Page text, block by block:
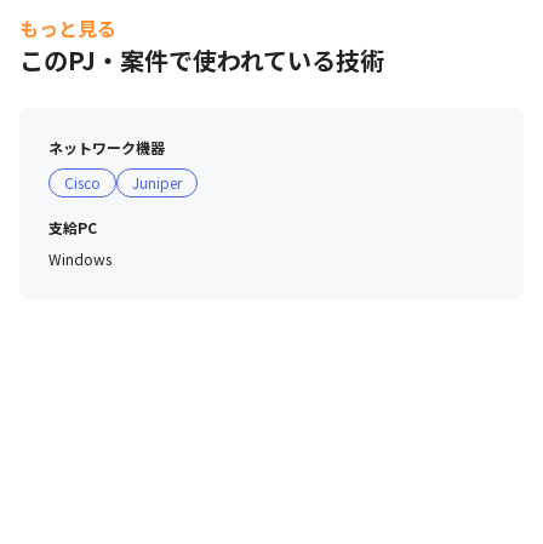
・仕事初め、仕事納め、全社会（新年度初め）
・各種社内イベント
・資格取得支援（受験料負担）、資格手当支給
・ITSSキャリアフレームを用いた資格マップ、考課項
目・等級マップによるキャリア明示化
もっと見る
このPJ・案件で使われている技術
ネットワーク機器
Cisco
Juniper
支給PC
Windows